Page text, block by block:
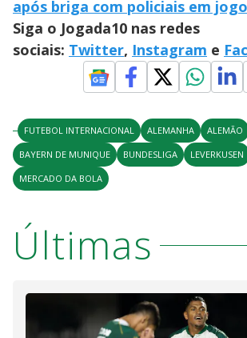
após briga com policiais em
Siga o Jogada10 nas redes
sociais: Twitter, Instagram e
FUTEBOL INTERNACIONAL ALEMANHA ALEMÃO
BAYERN DE MUNIQUE
BUNDESLIGA
LEVERKUSEN
MERCADO DA BOLA
Últimas